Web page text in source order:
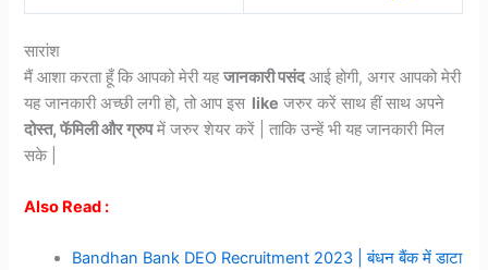
सारांश
मैं आशा करता हूँ कि आपको मेरी यहजानकारी पसंदआई होगी, अगर आपको मेरी
यह जानकारी अच्छी लगी हो, तो आप इस like जरुर करें साथ हीं साथ अपने
दोस्त, फॅमिली और ग्रुपमें जरुर शेयर करें | ताकि उन्हें भी यह जानकारी मिल
सके |
Also Read :
Bandhan Bank DEO Recruitment 2023 | बंधन बैंक में डाटा